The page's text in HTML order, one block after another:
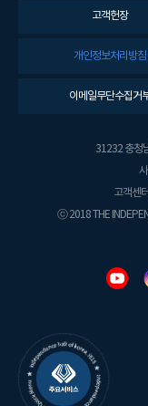
고객헌장
개인정보처리방침
이메일무단수집거
31232 충청
고객센
ⓒ 2018 THE